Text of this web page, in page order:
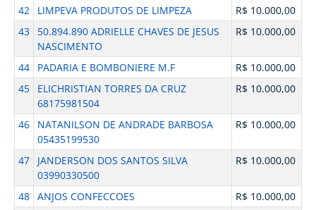
42 LIMPEVA PRODUTOS DE LIMPEZA
R$ 10.000,00
43
50.894.890 ADRIELLE CHAVES DE JESUS
NASCIMENTO
R$ 10.000,00
44 PADARIA E BOMBONIERE M.F
R$ 10.000,00
45
ELICHRISTIAN TORRES DA CRUZ
68175981504
R$ 10.000,00
46
NATANILSON DE ANDRADE BARBOSA
05435199530
R$ 10.000,00
47
JANDERSON DOS SANTOS SILVA
03990330500
R$ 10.000,00
48 ANJOS CONFECCOES
R$ 10.000,00